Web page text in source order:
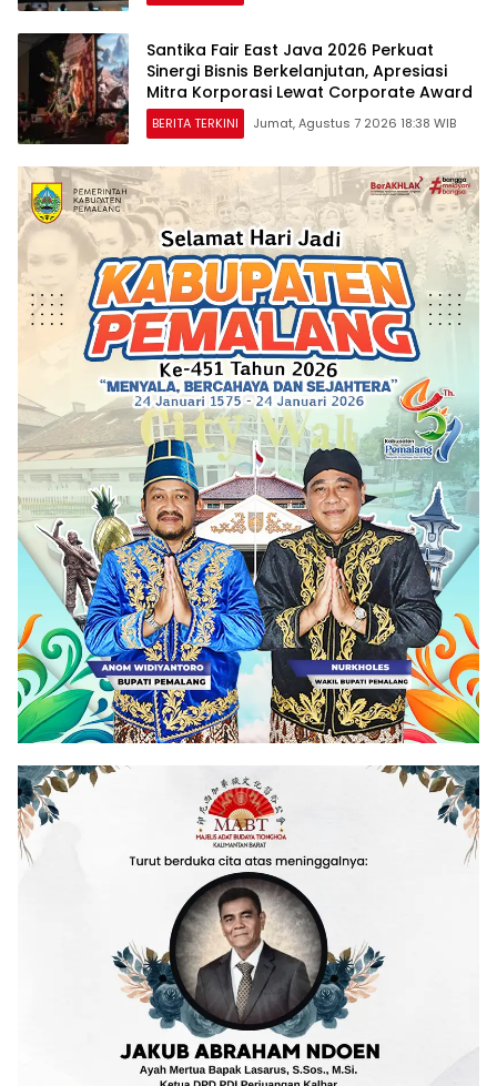
Santika Fair East Java 2026 Perkuat
Sinergi Bisnis Berkelanjutan, Apresiasi
Mitra Korporasi Lewat Corporate Award
BERITA TERKINI Jumat, Agustus 7 2026 18:38 WIB